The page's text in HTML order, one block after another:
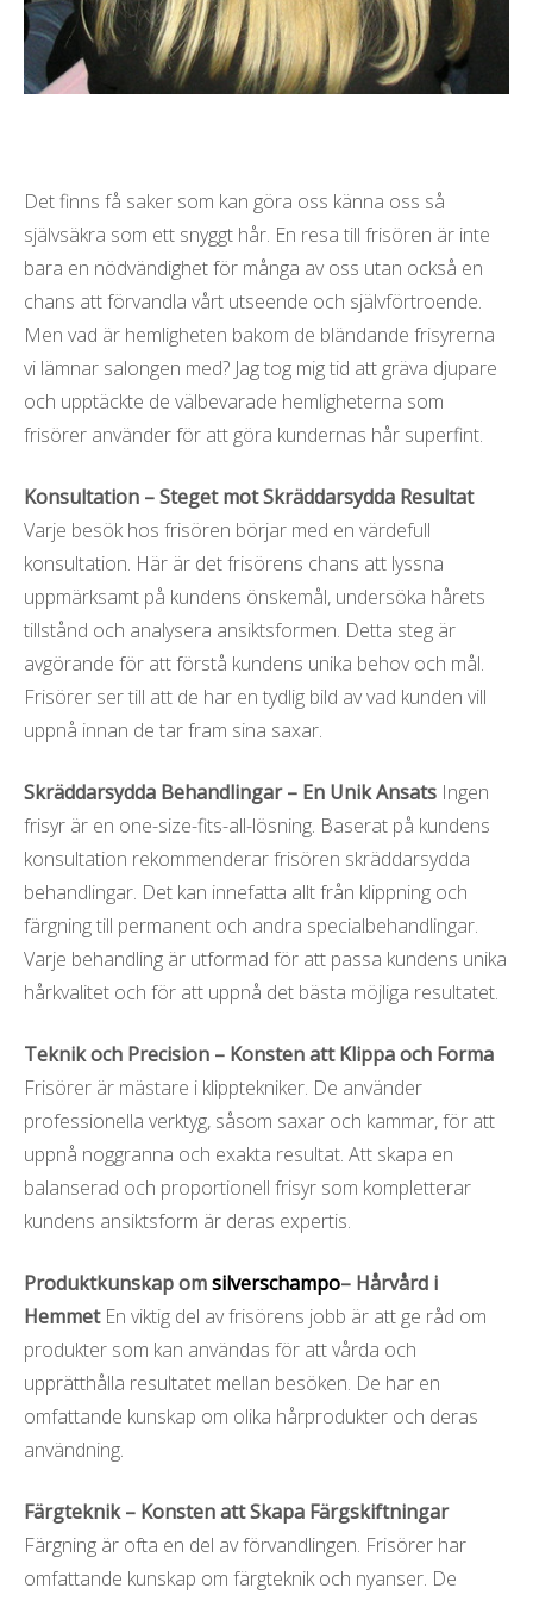
Det finns få saker som kan göra oss känna oss så
självsäkra som ett snyggt hår. En resa till frisören är inte
bara en nödvändighet för många av oss utan också en
chans att förvandla vårt utseende och självförtroende.
Men vad är hemligheten bakom de bländande frisyrerna
vi lämnar salongen med? Jag tog mig tid att gräva djupare
och upptäckte de välbevarade hemligheterna som
frisörer använder för att göra kundernas hår superfint.
Konsultation – Steget mot Skräddarsydda Resultat
Varje besök hos frisören börjar med en värdefull
konsultation. Här är det frisörens chans att lyssna
uppmärksamt på kundens önskemål, undersöka hårets
tillstånd och analysera ansiktsformen. Detta steg är
avgörande för att förstå kundens unika behov och mål.
Frisörer ser till att de har en tydlig bild av vad kunden vill
uppnå innan de tar fram sina saxar.
Skräddarsydda Behandlingar – En Unik Ansats Ingen
frisyr är en one-size-fits-all-lösning. Baserat på kundens
konsultation rekommenderar frisören skräddarsydda
behandlingar. Det kan innefatta allt från klippning och
färgning till permanent och andra specialbehandlingar.
Varje behandling är utformad för att passa kundens unika
hårkvalitet och för att uppnå det bästa möjliga resultatet.
Teknik och Precision – Konsten att Klippa och Forma
Frisörer är mästare i klipptekniker. De använder
professionella verktyg, såsom saxar och kammar, för att
uppnå noggranna och exakta resultat. Att skapa en
balanserad och proportionell frisyr som kompletterar
kundens ansiktsform är deras expertis.
Produktkunskap omsilverschampo– Hårvård i
HemmetEn viktig del av frisörens jobb är att ge råd om
produkter som kan användas för att vårda och
upprätthålla resultatet mellan besöken. De har en
omfattande kunskap om olika hårprodukter och deras
användning.
Färgteknik – Konsten att Skapa Färgskiftningar
Färgning är ofta en del av förvandlingen. Frisörer har
omfattande kunskap om färgteknik och nyanser. De